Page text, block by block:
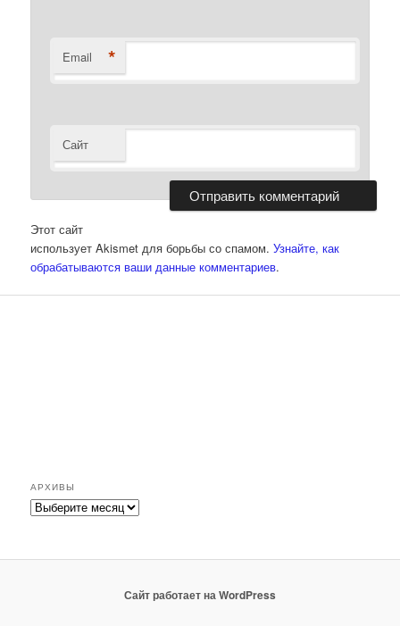
Email *
Сайт
Этот сайт
использует Akismet для борьбы со спамом.Узнайте, как
обрабатываются ваши данные комментариев.
АРХИВЫ
Архивы
Сайт работает на WordPress